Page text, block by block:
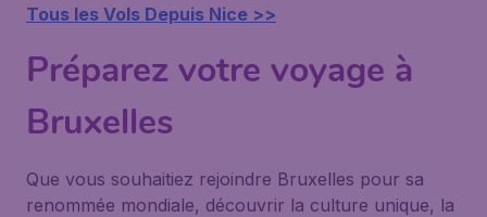
Tous les Vols Depuis Nice >>
Préparez votre voyage à
Bruxelles
Que vous souhaitiez rejoindre Bruxelles pour sa
renommée mondiale, découvrir la culture unique, la